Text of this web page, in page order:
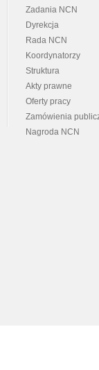
Zadania NCN
Dyrekcja
Rada NCN
Koordynatorzy
Struktura
Akty prawne
Oferty pracy
Zamówienia
Nagroda NCN